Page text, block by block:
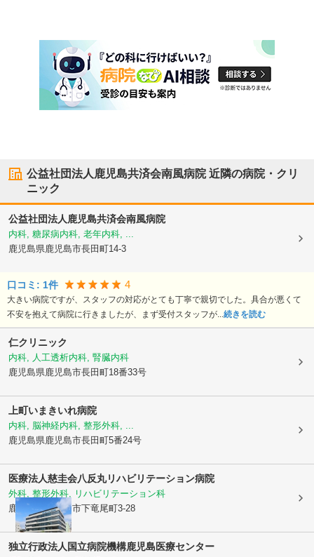
公益社団法人鹿児島共済会南風病院近隣の病院・クリ
ニック
公益社団法人鹿児島共済会南風病院
内科, 糖尿病内科, 老年内科, ...
鹿児島県鹿児島市長田町14-3
口コミ: 1件 4
大きい病院ですが、スタッフの対応がとても丁寧で親切でした。具合が悪くて
不安を抱えて病院に行きましたが、まず受付スタッフが...続きを読む
仁クリニック
内科, 人工透析内科, 腎臓内科
鹿児島県鹿児島市長田町18番33号
上町いまきいれ病院
内科, 脳神経内科, 整形外科, ...
鹿児島県鹿児島市長田町5番24号
医療法人慈圭会八反丸リハビリテーション病院
外科, 整形外科, リハビリテーション科
鹿児島県鹿児島市下竜尾町3-28
独立行政法人国立病院機構鹿児島医療センター